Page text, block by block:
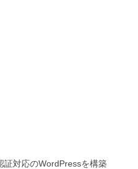
証対応のWordPressを構築